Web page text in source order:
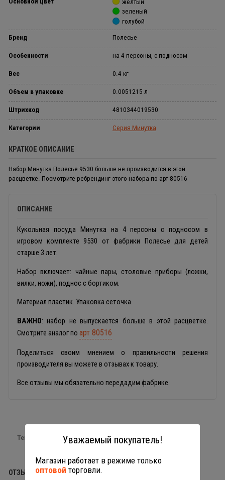
зеленый
голубой
Бренд Полесье
Особенности на 4 персоны, с подносом
Вес 0.4 кг
Объем в упаковке 0.0051215 л
Штрихкод 4810344019530
Категории Серия Минутка
КРАТКОЕ ОПИСАНИЕ
Набор Минутка Полесье 9530 больше не производится в этой
расцветке. Посмотрите ребрендинг этого набора по арт 80516
ОПИСАНИЕ
Кукольная посуда Минутка на 4 персоны с подносом в
игровом комплекте 9530 от фабрики Полесье для детей
старше 3 лет.
Набор включает: чайные пары, столовые приборы (ложки,
вилки, ножи), поднос с бортиком.
Материал пластик. Упаковка сеточка.
ВАЖНО: набор не выпускается больше в этой расцветке.
Смотрите аналог по арт 80516
Поделиться своим мнением о правильности решения
производителя вы можете в отзывах к товару.
Все отзывы мы обязательно передадим фабрике.
Теги: игрушечная посуда
ОТЗЫВЫ (0)
Уважаемый покупатель!
Магазин работает в режиме только
оптовой торговли.